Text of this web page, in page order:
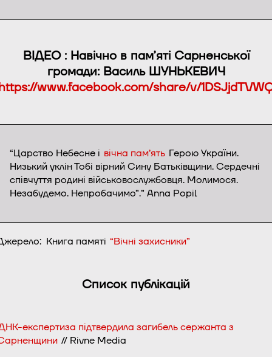
ВІДЕО : Навічно в памʼяті Сарненської
громади: Василь ШУНЬКЕВИЧ
www.facebook.com/share/v/
“Царство Небесне і вічна пам’ять Герою України.
Низький уклін Тобі вірний Сину Батьківщини. Сердечні
співчуття родині військовослужбовця. Молимося.
Незабудемо. Непробачимо”.” Anna Popil
Книга памяті “Вічні захисники”
Список публікацій
експертиза підтвердила загибель сержанта з
// Rivne Media